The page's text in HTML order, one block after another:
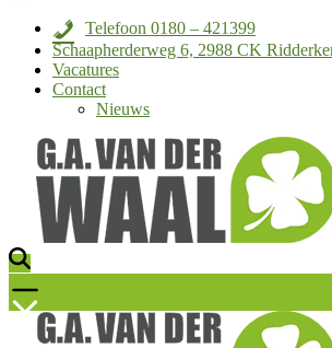
Telefoon 0180 – 421399
Schaapherderweg 6, 2988 CK
Vacatures
Contact
Nieuws